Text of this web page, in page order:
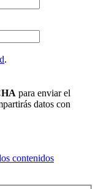
.
para enviar el
datos con
contenidos